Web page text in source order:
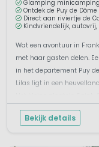
bron of als uniek
Cultuur
Het cultureel
kastelen en
(dans)muziek kent
muzikale traditie en
chansons mondeling
Glamping
Ontdek de Puy de Dôme
Direct aan riviertje de
Kindvriendelijk,
Wat een avontuur in
met haar gasten delen.
in het departement Puy
Lilas ligt in een
Bekijk details